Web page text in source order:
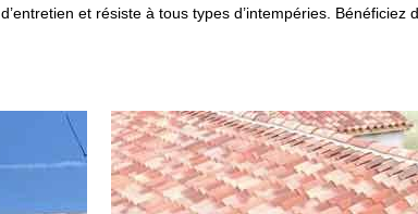
et résiste à tous types d’intempéries.